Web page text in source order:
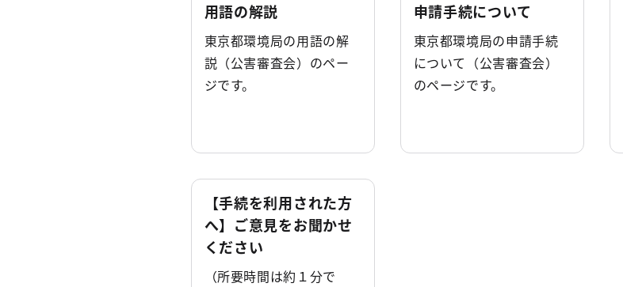
用語の解説
東京都環境局の用語の解
説（公害審査会）のペー
ジです。
申請手続について
東京都環境局の申請手続
について（公害審査会）
のページです。
【手続を利用された方
へ】ご意見をお聞かせ
ください
（所要時間は約１分で